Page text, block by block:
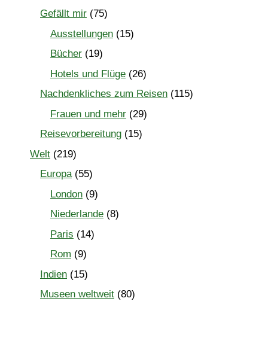
Gefällt mir (75)
Ausstellungen (15)
Bücher (19)
Hotels und Flüge (26)
Nachdenkliches zum Reisen (115)
Frauen und mehr (29)
Reisevorbereitung (15)
Welt (219)
Europa(55)
London (9)
Niederlande (8)
Paris (14)
Rom (9)
Indien (15)
Museen weltweit (80)